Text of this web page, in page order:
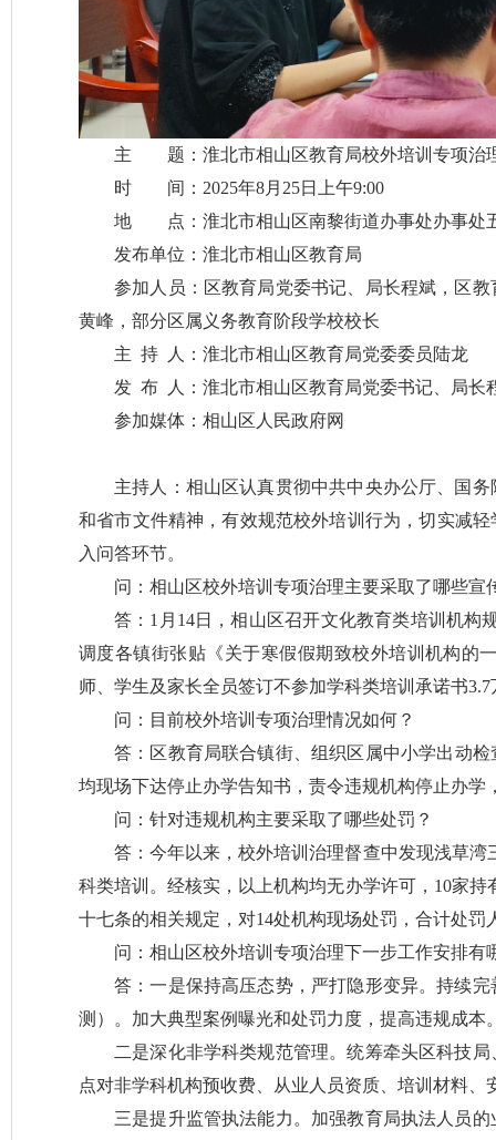
主 题：淮北市相山区教育局校外培训专项治
时 间：2025年8月25日上午9:00
地 点：淮北市相山区南黎街道办事处办事处
发布单位：淮北市相山区教育局
参加人员：区教育局党委书记、局长程斌，区
黄峰，部分区属义务教育阶段学校校长
主 持 人：淮北市相山区教育局党委委员陆龙
发 布 人：淮北市相山区教育局党委书记、局长
参加媒体：相山区人民政府网
主持人：相山区认真贯彻中共中央办公厅、国
和省市文件精神，有效规范校外培训行为，切实减
入问答环节。
问：相山区校外培训专项治理主要采取了哪些宣
答：1月14日，相山区召开文化教育类培训机构
调度各镇街张贴《关于寒假假期致校外培训机构的
师、学生及家长全员签订不参加学科类培训承诺书3.7
问：目前校外培训专项治理情况如何？
答：区教育局联合镇街、组织区属中小学出动
均现场下达停止办学告知书，责令违规机构停止办
问：针对违规机构主要采取了哪些处罚？
答：今年以来，校外培训治理督查中发现浅草
科类培训。经核实，以上机构均无办学许可，10家
十七条的相关规定，对14处机构现场处罚，合计处
问：相山区校外培训专项治理下一步工作安排有
答：一是保持高压态势，严打隐形变异。持续
测）。加大典型案例曝光和处罚力度，提高违规成
二是深化非学科类规范管理。统筹牵头区科技
点对非学科机构预收费、从业人员资质、培训材料、
三是提升监管执法能力。加强教育局执法人员